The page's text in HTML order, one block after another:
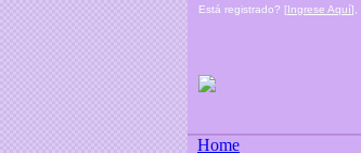
Está registrado? [Ingrese Aquí],
Home